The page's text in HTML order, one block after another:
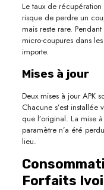
Le taux de
risque de perdre un
mais reste rare.
micro-coupures dans
importe.
Mises à jour
Deux mises à jour APK
Chacune s’est
que l’original. La mise
paramètre n’a été
lieu.
Forfaits